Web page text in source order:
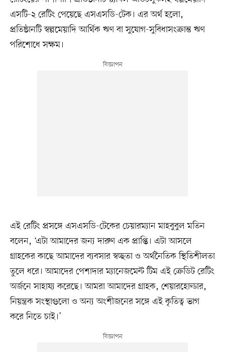
এসটি-২ রেটিং পেয়েছে এসএসডি-টেক। এর অর্থ হলো,
প্রতিষ্ঠানটি স্বল্পমেয়াদি আর্থিক ঋণ বা সুযোগ-সুবিধাসংক্রান্ত ঋণ
পরিশোধে সক্ষম।
এই রেটিং প্রসঙ্গে এসএসডি-টেকের চেয়ারম্যান মাহবুবুল মতিন
বলেন, ‘এটা আমাদের জন্য দারুণ এক প্রাপ্তি। এটা আসলে
গ্রাহকের কাছে আমাদের ব্যবসার স্বচ্ছতা ও অর্থনৈতিক স্থিতিশীলতা
তুলে ধরে। আমাদের পেশাদার ম্যানেজমেন্ট টিম এই ক্রেডিট রেটিং
অর্জনে সাহায্য করেছে। আমরা আমাদের গ্রাহক, শেয়ারহোল্ডার,
নিয়ন্ত্রক সংস্থাগুলো ও অন্য অংশীজনের সঙ্গে এই কৃতিত্ব ভাগ
করে নিতে চাই।’